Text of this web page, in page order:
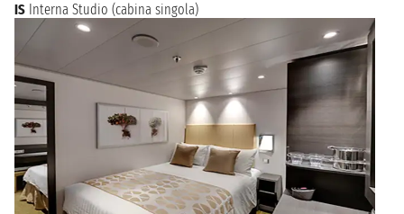
IS Interna Studio (cabina singola)